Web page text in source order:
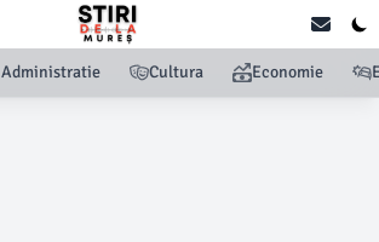
Administratie Cultura Economie